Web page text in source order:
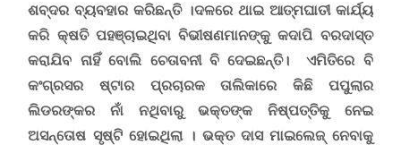
ଶବ୍ଦର ବ୍ୟବହାର କରିଛନ୍ତି ।ଦଳରେ ଥାଇ ଆତ୍ମଘାତୀ କାର୍ଯ୍ୟ
କରି କ୍ଷତି ପହଞ୍ଚାଇଥିବା ବିଭୀଷଣମାନଙ୍କୁ କଦାପି ବରଦାସ୍ତ
କରା‌ଯିବ ନାହିଁ ବୋଲି ଚେତାବନୀ ବି ଦେଇଛନ୍ତି। ଏମିତିରେ ବି
କଂଗ୍ରସର ଷ୍ଟାର ପ୍ରଚାରକ ତାଲିକାରେ କିଛି ପପୁଲାର
ଲିଡରଙ୍କର ନାଁ ନଥିବାରୁ ଭକ୍ତଙ୍କ ନିଷ୍ପତ୍ତିକୁ ନେଇ
ଅସନ୍ତୋଷ ସୃଷ୍ଟି ହୋଇଥିଲା । ଭକ୍ତ ଦାସ ମାଇଲେଜ୍ ନେବାକୁ